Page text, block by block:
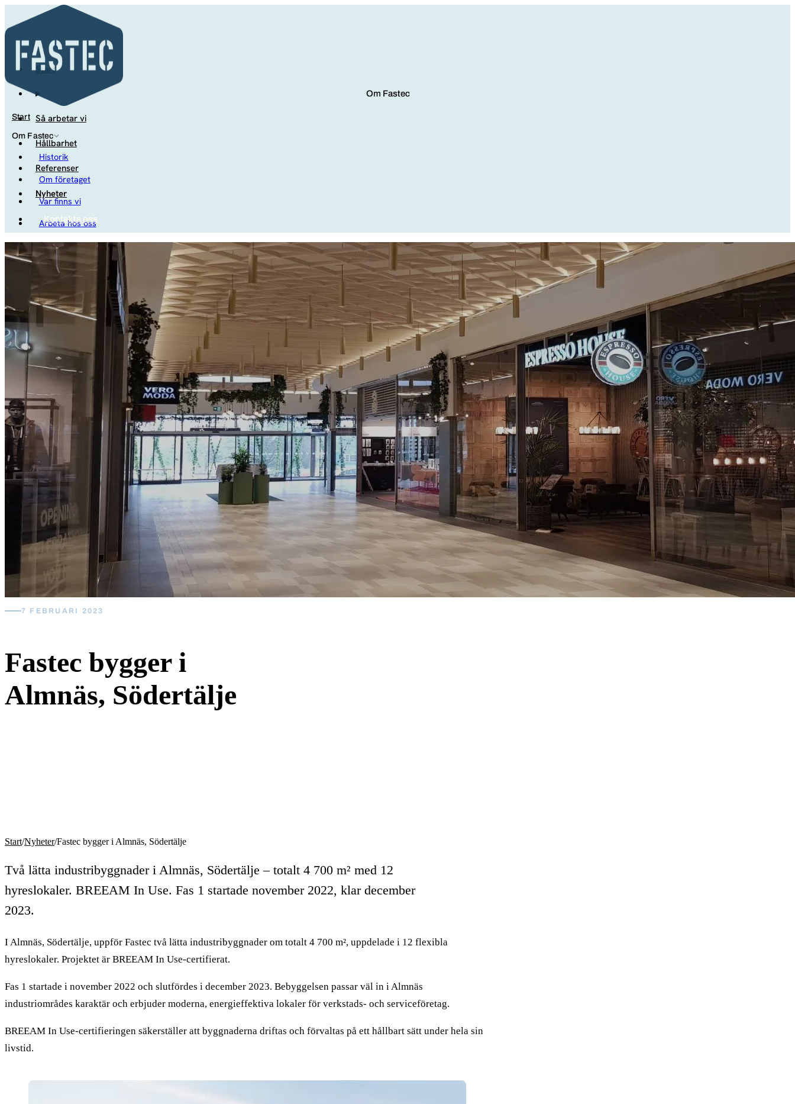
Start
Om Fastec
Historik
Om företaget
Var finns vi
Arbeta hos oss
Studenter
Så arbetar vi Hållbarhet Referenser Nyheter Kontakta oss
Start
Om Fastec
Så arbetar vi
Hållbarhet
Referenser
Nyheter
Kontakta oss
7 FEBRUARI 2023
Fastec bygger i
Almnäs, Södertälje
Start/Nyheter/Fastec bygger i Almnäs, Södertälje
Två lätta industribyggnader i Almnäs, Södertälje – totalt 4 700 m² med 12
hyreslokaler. BREEAM In Use. Fas 1 startade november 2022, klar december
2023.
I Almnäs, Södertälje, uppför Fastec två lätta industribyggnader om totalt 4 700 m², uppdelade i 12 flexibla
hyreslokaler. Projektet är BREEAM In Use-certifierat.
Fas 1 startade i november 2022 och slutfördes i december 2023. Bebyggelsen passar väl in i Almnäs
industriområdes karaktär och erbjuder moderna, energieffektiva lokaler för verkstads- och serviceföretag.
BREEAM In Use-certifieringen säkerställer att byggnaderna driftas och förvaltas på ett hållbart sätt under hela sin
livstid.